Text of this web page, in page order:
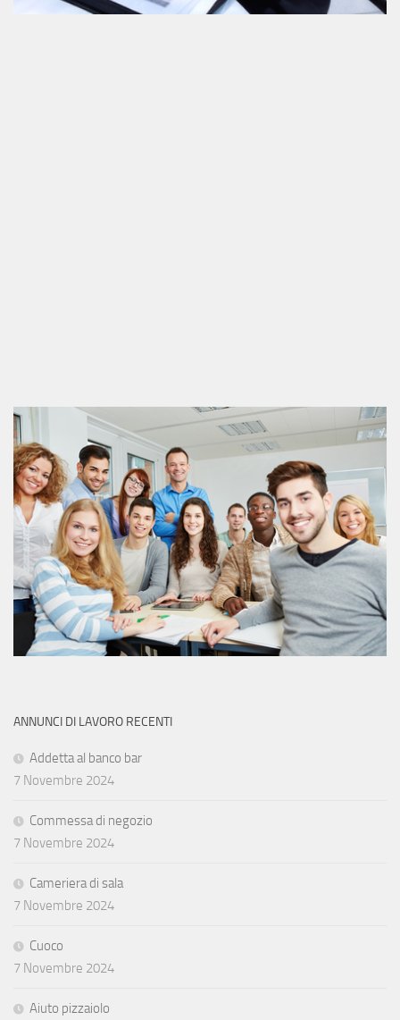
ANNUNCI DI LAVORO RECENTI
Addetta al banco bar
7 Novembre 2024
Commessa di negozio
7 Novembre 2024
Cameriera di sala
7 Novembre 2024
Cuoco
7 Novembre 2024
Aiuto pizzaiolo